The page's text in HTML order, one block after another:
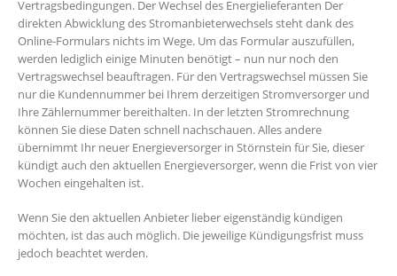
Vertragsbedingungen. Der Wechsel des Energielieferanten Der
direkten Abwicklung des Stromanbieterwechsels steht dank des
Online-Formulars nichts im Wege. Um das Formular auszufüllen,
werden lediglich einige Minuten benötigt – nun nur noch den
Vertragswechsel beauftragen. Für den Vertragswechsel müssen Sie
nur die Kundennummer bei Ihrem derzeitigen Stromversorger und
Ihre Zählernummer bereithalten. In der letzten Stromrechnung
können Sie diese Daten schnell nachschauen. Alles andere
übernimmt Ihr neuer Energieversorger in Störnstein für Sie, dieser
kündigt auch den aktuellen Energieversorger, wenn die Frist von vier
Wochen eingehalten ist.
Wenn Sie den aktuellen Anbieter lieber eigenständig kündigen
möchten, ist das auch möglich. Die jeweilige Kündigungsfrist muss
jedoch beachtet werden.